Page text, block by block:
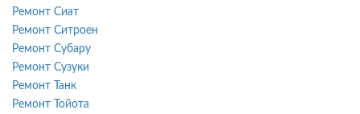
Ремонт Сиат
Ремонт Ситроен
Ремонт Субару
Ремонт Сузуки
Ремонт Танк
Ремонт Тойота